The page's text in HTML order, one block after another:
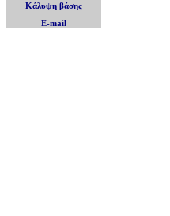
Κάλυψη βάσης
E-mail